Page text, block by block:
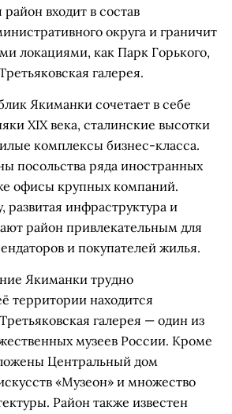
входит в состав
округа и граничит
локациями, как Парк Горького,
галерея.
Якиманки сочетает в себе
XIX века, сталинские высотки
комплексы бизнес-класса.
посольства ряда иностранных
офисы крупных компаний.
развитая инфраструктура и
район привлекательным для
и покупателей жилья.
Якиманки трудно
территории находится
галерея — один из
музеев России. Кроме
Центральный дом
«Музеон» и множество
Район также известен